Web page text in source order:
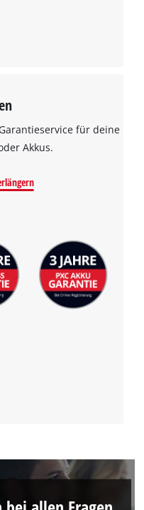
für deine
Akkus.